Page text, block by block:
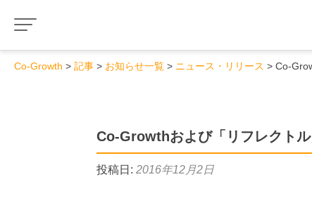
Co-Growth 記事 お知らせ一覧 ニュース・リリース Co-
Co-Growthおよび「リフレクト
投稿日: 2016年12月2日